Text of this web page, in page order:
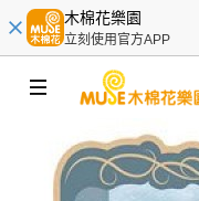
木棉花樂園
立刻使用官方APP